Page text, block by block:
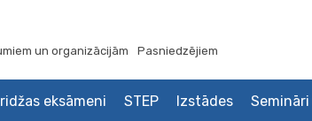
un organizācijām Pasniedzējiem
eksāmeni STEP Izstādes